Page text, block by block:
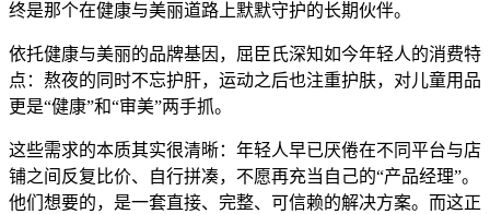
终是那个在健康与美丽道路上默默守护的长期伙伴。
依托健康与美丽的品牌基因，屈臣氏深知如今年轻人的消费特
点：熬夜的同时不忘护肝，运动之后也注重护肤，对儿童用品
更是“健康”和“审美”两手抓。
这些需求的本质其实很清晰：年轻人早已厌倦在不同平台与店
铺之间反复比价、自行拼凑，不愿再充当自己的“产品经理”。
他们想要的，是一套直接、完整、可信赖的解决方案。而这正